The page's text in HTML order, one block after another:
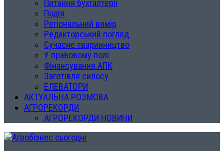
Питання бухгалтерії
Подія
Регіональний вимір
Редакторський погляд
Сучасне тваринництво
У правовому полі
Фінансування АПК
Заготівля силосу
ЕЛЕВАТОРИ
АКТУАЛЬНА РОЗМОВА
АГРОРЕКОРДИ
АГРОРЕКОРДИ НОВИНИ